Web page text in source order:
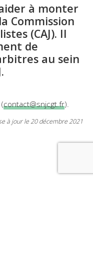
à monter
Commission
(CAJ). Il
de
au sein
contact@snjcgt.fr).
à jour le 20 décembre 2021